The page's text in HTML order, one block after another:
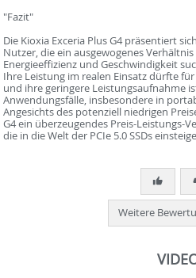
"Fazit"
Die Kioxia Exceria Plus G4 präsentiert
Nutzer, die ein ausgewogenes
Energieeffizienz und Geschwindigkeit
Ihre Leistung im realen Einsatz dürfte
und ihre geringere Leistungsaufnahme
Anwendungsfälle, insbesondere in
Angesichts des potenziell niedrigen
G4 ein überzeugendes Preis-Leistungs-
die in die Welt der PCIe 5.0 SSDs
Weitere